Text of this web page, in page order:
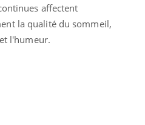
affectent
la qualité du sommeil,
l'humeur.